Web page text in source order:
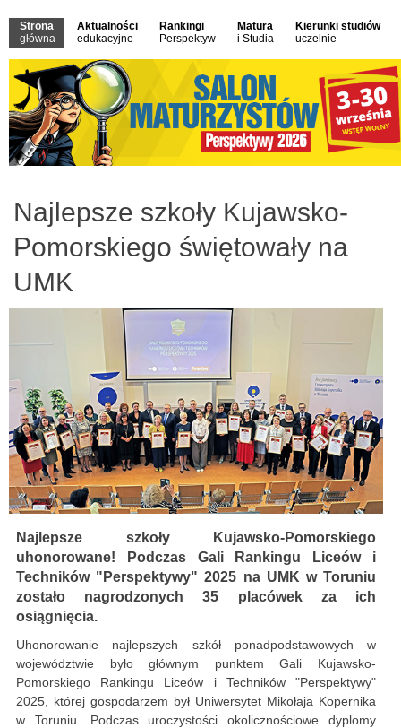
Strona
główna
Aktualności
edukacyjne
Rankingi
Perspektyw
Matura
i Studia
Kierunki studiów
uczelnie
Najlepsze szkoły Kujawsko-
Pomorskiego świętowały na
UMK
Najlepsze szkoły Kujawsko-Pomorskiego
uhonorowane! Podczas Gali Rankingu Liceów i
Techników "Perspektywy" 2025 na UMK w Toruniu
zostało nagrodzonych 35 placówek za ich
osiągnięcia.
Uhonorowanie najlepszych szkół ponadpodstawowych w
województwie było głównym punktem Gali Kujawsko-
Pomorskiego Rankingu Liceów i Techników "Perspektywy"
2025, której gospodarzem był Uniwersytet Mikołaja Kopernika
w Toruniu. Podczas uroczystości okolicznościowe dyplomy